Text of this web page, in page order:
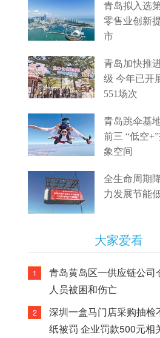
青岛拟入选
零售业创新
市
青岛加快推
级 今年已开
551场次
青岛跳伞基
前三 “低空
象空间
全生命周期
力发展节能
大家爱看
1
青岛黄岛区一供应链公司
人员被困和伤亡
2
深圳一盒马门店采购抽检
纸被罚 企业罚款500元相